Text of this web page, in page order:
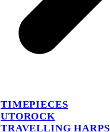
TIMEPIECES
UTOROCK
TRAVELLING HARPS